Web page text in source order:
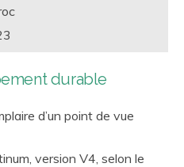
au bien-être, à la qualité de
par vocation vis-à-vis des
par tous les actes de
de
hôtelier, TERAO mets
les aspects climatiques et
durable
d’un point de vue
version V4, selon le